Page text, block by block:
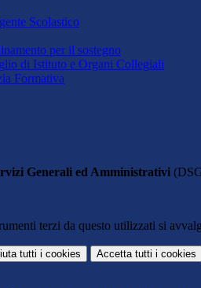
Scolastico
per il sostegno
di Istituto e Organi Collegiali
Formativa
Generali ed Amministrativi
terzi da questo utilizzati si
tutti i cookies Accetta tutti i cookies